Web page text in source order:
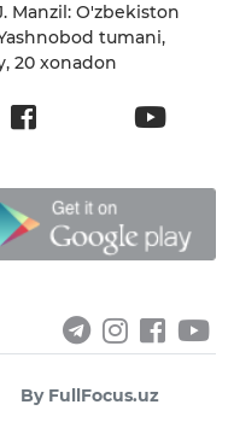
Manzil: O'zbekiston
tumani,
20 xonadon
By FullFocus.uz